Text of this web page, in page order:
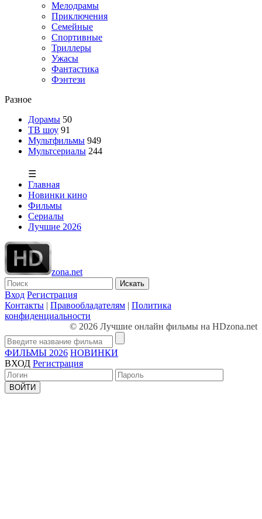
Мелодрамы
Приключения
Семейные
Спортивные
Триллеры
Ужасы
Фантастика
Фэнтези
Разное
Дорамы 50
ТВ шоу 91
Мультфильмы 949
Мультсериалы 244
☰
Главная
Новинки кино
Фильмы
Сериалы
Лучшие 2026
zona.net
Искать
Вход Регистрация
Контакты | Правообладателям | Политика
конфиденциальности
© 2026 Лучшие онлайн фильмы на HDzona.net
ФИЛЬМЫ 2026 НОВИНКИ
ВХОД Регистрация